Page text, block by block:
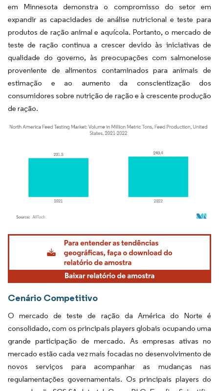
em Minnesota demonstra o compromisso do setor em
expandir as capacidades de análise nutricional e teste para
produtos de ração animal e aquícola. Portanto, o mercado de
teste de ração continua a crescer devido às iniciativas de
qualidade do governo, às preocupações com salmonelose
proveniente de alimentos contaminados para animais de
estimação e ao aumento da conscientização dos
consumidores sobre nutrição de ração e à crescente produção
de ração.
Imagem © Mordor Intelligence. O reuso requer atribuição conforme CC BY 4.0.
Cenário Competitivo
O mercado de teste de ração da América do Norte é
consolidado, com os principais players globais ocupando uma
grande participação de mercado. As empresas ativas no
mercado estão cada vez mais focadas no desenvolvimento de
novos serviços para acompanhar as mudanças nas
regulamentações governamentais. Os principais players do